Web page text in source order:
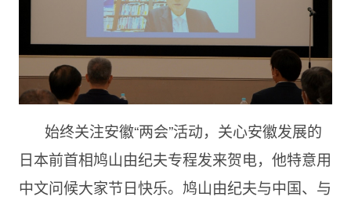
始终关注安徽“两会”活动，关心安徽发展的
日本前首相鸠山由纪夫专程发来贺电，他特意用
中文问候大家节日快乐。鸠山由纪夫与中国、与